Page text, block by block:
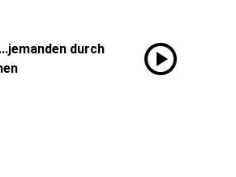
durch
play_circle